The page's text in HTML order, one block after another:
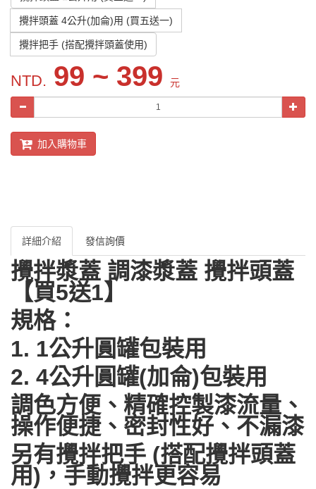
攪拌頭蓋 4公升(加侖)用 (買五送一)
攪拌把手 (搭配攪拌頭蓋使用)
NTD. 99 ~ 399 元
加入購物車
詳細介紹 發信詢價
攪拌漿蓋 調漆漿蓋 攪拌頭蓋
【買5送1】
規格：
1. 1公升圓罐包裝用
2. 4公升圓罐(加侖)包裝用
調色方便、精確控製漆流量、
操作便捷、密封性好、不漏漆
另有攪拌把手 (搭配攪拌頭蓋
用)，手動攪拌更容易